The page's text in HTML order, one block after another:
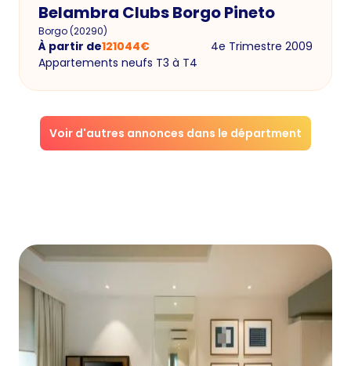
Belambra Clubs Borgo Pineto
Borgo(20290)
À partir de121044€
4e Trimestre 2009
Appartements neufs T3 à T4
Voir d'autres annonces dans le départment